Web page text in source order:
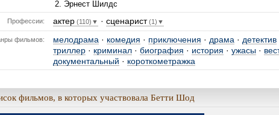
Эрнест Шилдс
Профессии: актер (110)▼ · сценарист(1)▼
фильмов: мелодрама · комедия · приключения · драма · детектив
триллер · криминал · биография · история · ужасы ·
документальный · короткометражка
фильмов, в которых участвовала Бетти Шод